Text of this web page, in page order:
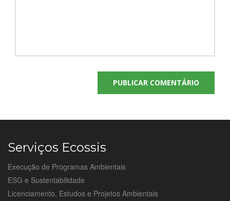
Serviços Ecossis
Execução de Programas Ambientais
ESG e Sustentabilidade
Licenciamento, Estudos e Projetos Ambientais